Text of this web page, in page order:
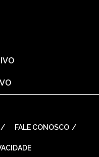
FALE CONOSCO